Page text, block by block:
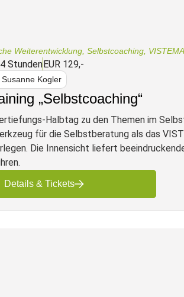
Weiterentwicklung Selbstcoaching
4 Stunden EUR 129,-
Kogler
„Selbstcoaching“
Halbtag zu den Themen im
für die Selbstberatung als das
Die Innensicht liefert
Details & Tickets